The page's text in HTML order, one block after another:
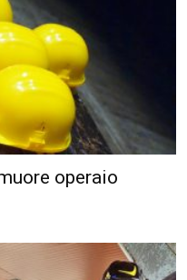
operaio